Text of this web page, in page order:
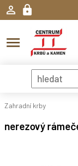
menu
Zahradní krby
nerezový